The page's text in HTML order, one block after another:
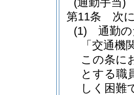
第11条
次
(1)
通勤
「交通機
この条に
とする職
しく困難